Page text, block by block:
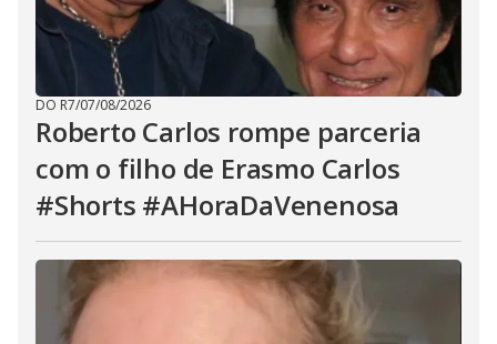
DO R7/07/08/2026
Roberto Carlos rompe parceria
com o filho de Erasmo Carlos
#Shorts #AHoraDaVenenosa